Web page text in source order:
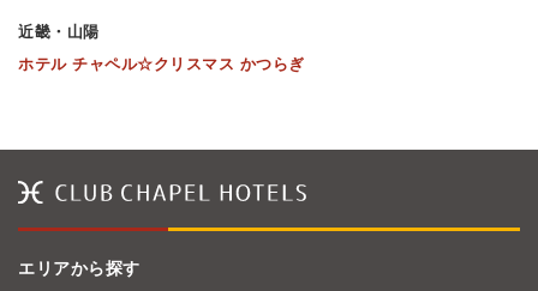
近畿・山陽
ホテル チャペル☆クリスマス かつらぎ
エリアから探す